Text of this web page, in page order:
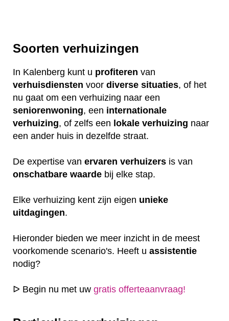
Soorten verhuizingen
In Kalenberg kunt u profiteren van
verhuisdiensten voor diverse situaties, of het
nu gaat om een verhuizing naar een
seniorenwoning, een internationale
verhuizing, of zelfs een lokale verhuizing naar
een ander huis in dezelfde straat.
De expertise van ervaren verhuizers is van
onschatbare waarde bij elke stap.
Elke verhuizing kent zijn eigen unieke
uitdagingen.
Hieronder bieden we meer inzicht in de meest
voorkomende scenario's. Heeft u assistentie
nodig?
ᐅ Begin nu met uw gratis offerteaanvraag!